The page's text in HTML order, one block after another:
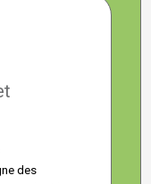
des